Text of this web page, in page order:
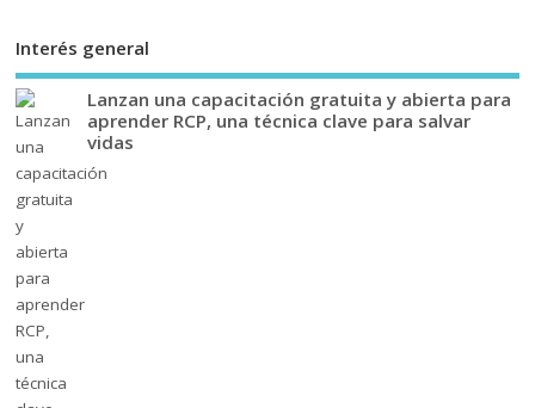
Interés general
Lanzan una capacitación gratuita y abierta para
aprender RCP, una técnica clave para salvar
vidas